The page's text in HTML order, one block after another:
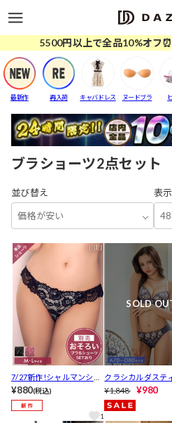
5500円以上で全品10%オフ
最新作 再入荷 キャバドレス ヌードブラ
ブラショーツ2点セット
並び替え
価格が安い
表
7/27新作!シャルマンシア
ーローズバック透けフル
バックショーツ単品[おそ
ろいショーツ]
¥880(税込)
1
SOLD
クラシカルダステ
ームブラジャー&フ
クショーツ [推し][
¥1,848 ¥980